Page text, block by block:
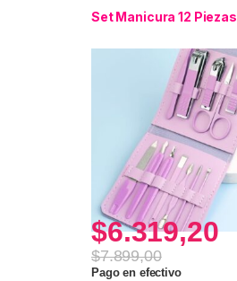
Set Manicura 12 Piezas
$6.319,20
$7.899,00
Pago en efectivo